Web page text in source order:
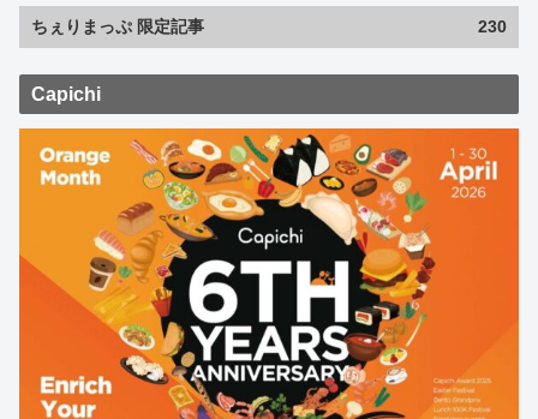
ちぇりまっぷ 限定記事 230
Capichi